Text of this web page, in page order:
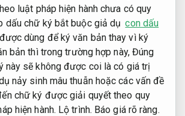
luật pháp hiện hành chưa có quy
dấu chữ ký bắt buộc giả dụ con dấu
được dùng để ký văn bản thay vì ký
bản thì trong trường hợp này, Đúng
này sẽ không được coi là có giá trị
nảy sinh mâu thuẫn hoặc các vấn đề
chữ ký được giải quyết theo quy
hiện hành. Lộ trình. Báo giá rõ ràng.